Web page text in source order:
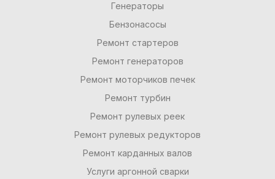
Генераторы
Бензонасосы
Ремонт стартеров
Ремонт генераторов
Ремонт моторчиков печек
Ремонт турбин
Ремонт рулевых реек
Ремонт рулевых редукторов
Ремонт карданных валов
Услуги аргонной сварки